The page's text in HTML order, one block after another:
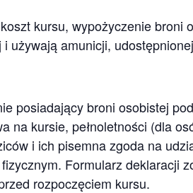
kursu, wypożyczenie broni
używają amunicji,
posiadający broni osobistej
na kursie, pełnoletności (dla
i ich pisemna zgoda na
Formularz deklaracji
rozpoczęciem kursu.